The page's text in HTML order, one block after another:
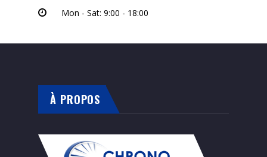
Mon - Sat: 9:00 - 18:00
À PROPOS